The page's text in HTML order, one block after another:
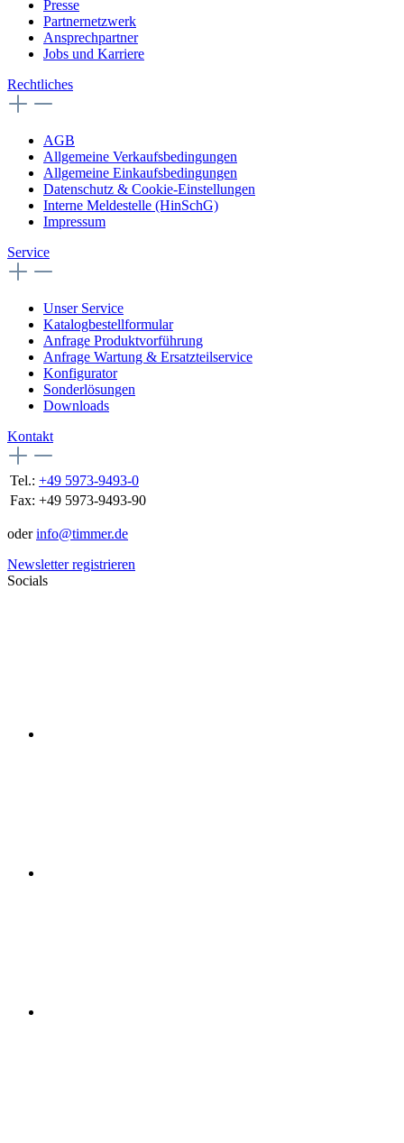
Presse
Partnernetzwerk
Ansprechpartner
Jobs und Karriere
Rechtliches
AGB
Allgemeine Verkaufsbedingungen
Allgemeine Einkaufsbedingungen
Datenschutz & Cookie-Einstellungen
Interne Meldestelle (HinSchG)
Impressum
Service
Unser Service
Katalogbestellformular
Anfrage Produktvorführung
Anfrage Wartung & Ersatzteilservice
Konfigurator
Sonderlösungen
Downloads
Kontakt
Tel.: +49 5973-9493-0
Fax: +49 5973-9493-90
oderinfo@timmer.de
Newsletter registrieren
Socials